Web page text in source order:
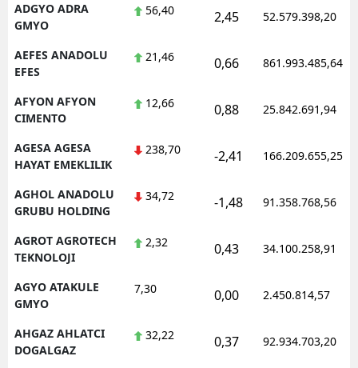
Kars
Kastamonu
Kırklareli
Kırşehir
Kütahya
ADGYO ADRA
GMYO
56,40 2,45 52.579.398,20
AEFES ANADOLU
EFES
21,46 0,66 861.993.485,64
AFYON AFYON
CIMENTO
12,66 0,88 25.842.691,94
AGESA AGESA
HAYAT EMEKLILIK
238,70 -2,41 166.209.655,25
AGHOL ANADOLU
GRUBU HOLDING
34,72 -1,48 91.358.768,56
AGROT AGROTECH
TEKNOLOJI
2,32 0,43 34.100.258,91
AGYO ATAKULE
GMYO
7,30 0,00 2.450.814,57
AHGAZ AHLATCI
DOGALGAZ
32,22 0,37 92.934.703,20